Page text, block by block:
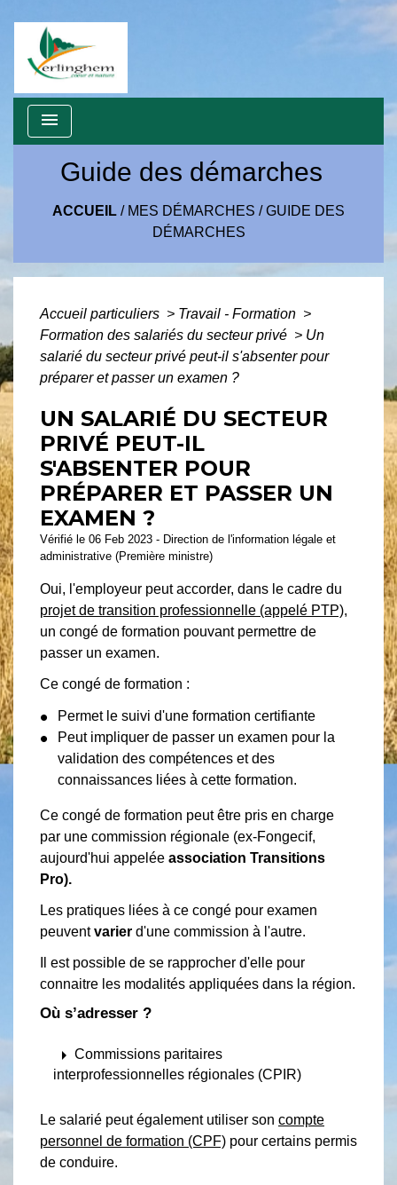
menu
Guide des démarches
ACCUEIL / MES DÉMARCHES /GUIDE DES
DÉMARCHES
Accueil particuliers > Travail - Formation >
Formation des salariés du secteur privé > Un
salarié du secteur privé peut-il s'absenter pour
préparer et passer un examen ?
UN SALARIÉ DU SECTEUR
PRIVÉ PEUT-IL
S'ABSENTER POUR
PRÉPARER ET PASSER UN
EXAMEN ?
Vérifié le 06 Feb 2023 - Direction de l'information légale et
administrative (Première ministre)
Oui, l'employeur peut accorder, dans le cadre du
projet de transition professionnelle (appelé PTP),
un congé de formation pouvant permettre de
passer un examen.
Ce congé de formation :
Permet le suivi d'une formation certifiante
Peut impliquer de passer un examen pour la
validation des compétences et des
connaissances liées à cette formation.
Ce congé de formation peut être pris en charge
par une commission régionale (ex-Fongecif,
aujourd'hui appelée association Transitions
Pro).
Les pratiques liées à ce congé pour examen
peuventvarier d'une commission à l'autre.
Il est possible de se rapprocher d'elle pour
connaitre les modalités appliquées dans la région.
Où s’adresser ?
arrow_right Commissions paritaires
interprofessionnelles régionales (CPIR)
Le salarié peut également utiliser son compte
personnel de formation (CPF) pour certains permis
de conduire.